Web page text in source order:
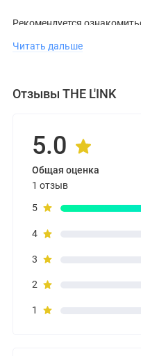
Рекомендуется
визитом.
Читать дальше
Отзывы THE L'INK
5.0
Общая оценка
1 отзыв
5
4
3
2
1